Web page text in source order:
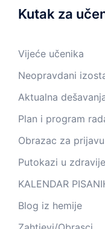
Kutak za
Vijeće učenika
Neopravdani
Aktualna
Plan i program
Obrazac za
Putokazi u
KALENDAR
Blog iz hemije